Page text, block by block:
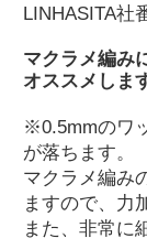
LINHASITA社
マクラメ編み
オススメしま
※0.5mmのワ
が落ちます。
マクラメ編み
ますので、力
また、非常に